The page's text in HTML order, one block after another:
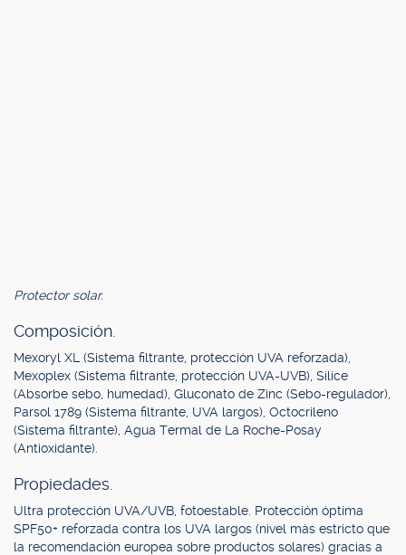
Protector solar.
Composición.
Mexoryl XL (Sistema filtrante, protección UVA reforzada),
Mexoplex (Sistema filtrante, protección UVA-UVB), Sílice
(Absorbe sebo, humedad), Gluconato de Zinc (Sebo-regulador),
Parsol 1789 (Sistema filtrante, UVA largos), Octocrileno
(Sistema filtrante), Agua Termal de La Roche-Posay
(Antioxidante).
Propiedades.
Ultra protección UVA/UVB, fotoestable. Protección óptima
SPF50+ reforzada contra los UVA largos (nivel más estricto que
la recomendación europea sobre productos solares) gracias a